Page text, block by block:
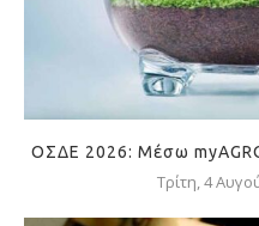
ΟΣΔΕ 2026: Μέσω
Τρίτη, 4